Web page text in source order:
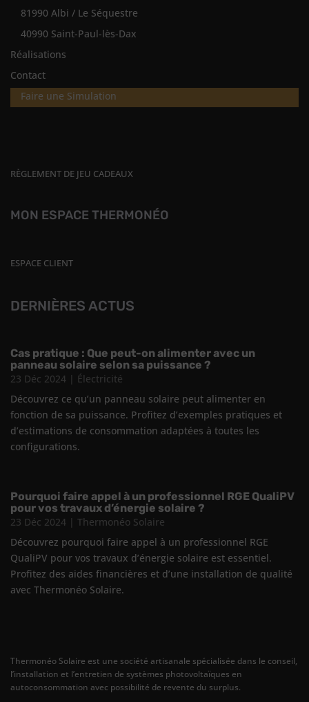
81990 Albi / Le Séquestre
40990 Saint-Paul-lès-Dax
Réalisations
Contact
Faire une Simulation
RÈGLEMENT DE JEU CADEAUX
MON ESPACE THERMONÉO
ESPACE CLIENT
DERNIÈRES ACTUS
Cas pratique : Que peut-on alimenter avec un
panneau solaire selon sa puissance ?
23 Déc 2024 | Électricité
Découvrez ce qu’un panneau solaire peut alimenter en
fonction de sa puissance. Profitez d’exemples pratiques et
d’estimations de consommation adaptées à toutes les
configurations.
Pourquoi faire appel à un professionnel RGE QualiPV
pour vos travaux d’énergie solaire ?
23 Déc 2024 | Thermonéo Solaire
Découvrez pourquoi faire appel à un professionnel RGE
QualiPV pour vos travaux d’énergie solaire est essentiel.
Profitez des aides financières et d’une installation de qualité
avec Thermonéo Solaire.
Thermonéo Solaire est une société artisanale spécialisée dans le conseil,
l’installation et l’entretien de systèmes photovoltaïques en
autoconsommation avec possibilité de revente du surplus.